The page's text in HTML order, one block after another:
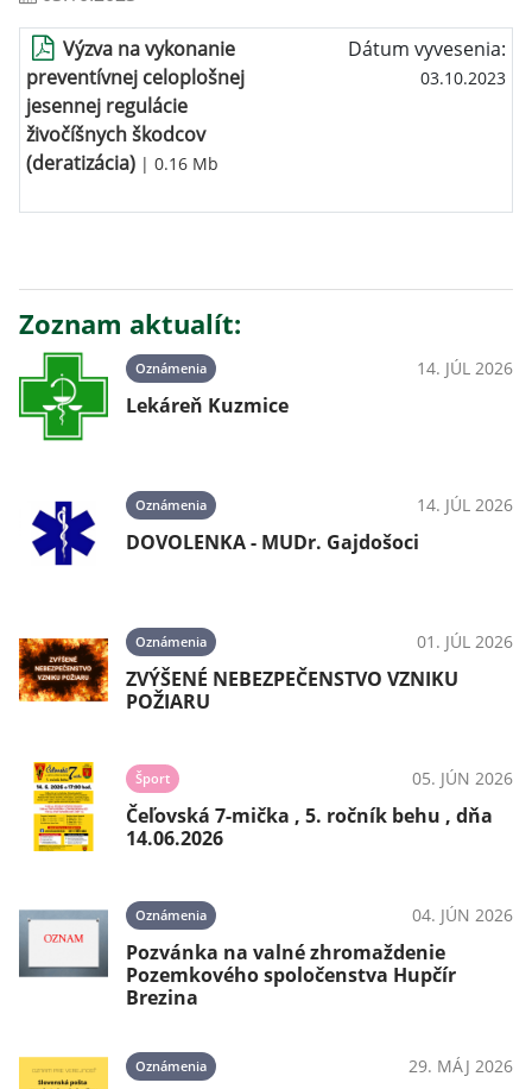
Výzva na vykonanie
preventívnej celoplošnej
jesennej regulácie
živočíšnych škodcov
(deratizácia) | 0.16 Mb
Dátum vyvesenia:
03.10.2023
Zoznam aktualít:
Oznámenia 14. JÚL 2026
Lekáreň Kuzmice
Oznámenia 14. JÚL 2026
DOVOLENKA - MUDr. Gajdošoci
Oznámenia 01. JÚL 2026
ZVÝŠENÉ NEBEZPEČENSTVO VZNIKU
POŽIARU
Šport 05. JÚN 2026
Čeľovská 7-mička , 5. ročník behu , dňa
14.06.2026
Oznámenia 04. JÚN 2026
Pozvánka na valné zhromaždenie
Pozemkového spoločenstva Hupčír
Brezina
Oznámenia 29. MÁJ 2026